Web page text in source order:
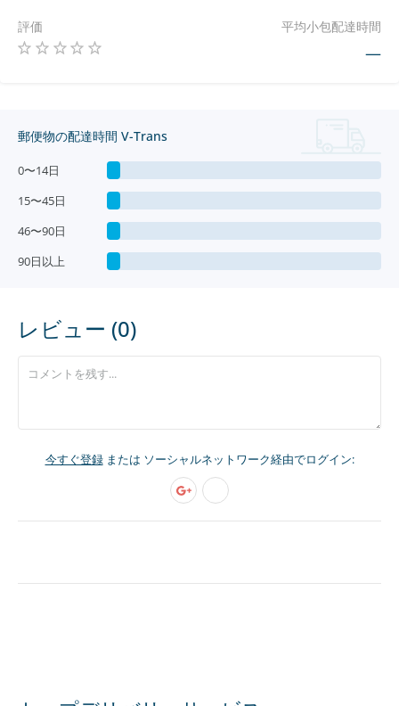
評価 平均小包配達時間
—
郵便物の配達時間 V-Trans
0〜14日
15〜45日
46〜90日
90日以上
レビュー (0)
今すぐ登録または ソーシャルネットワーク経由でログイン: